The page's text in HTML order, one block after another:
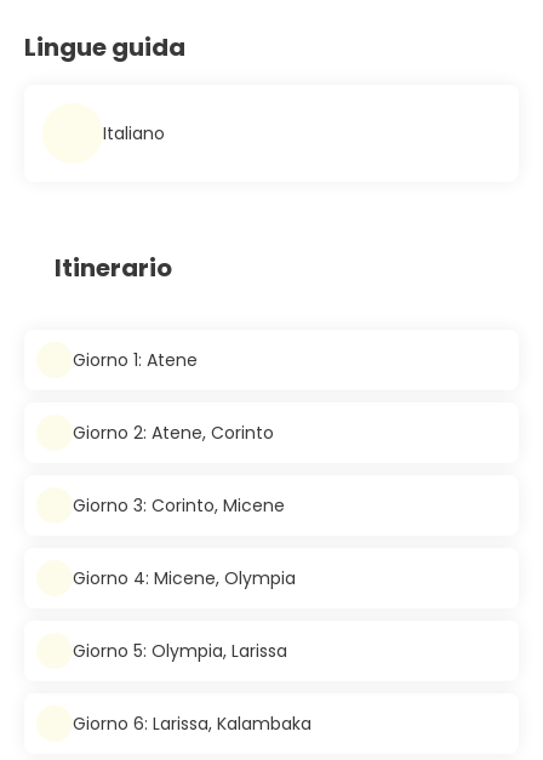
Lingue guida
Italiano
Itinerario
Giorno 1: Atene
Giorno 2: Atene, Corinto
Giorno 3: Corinto, Micene
Giorno 4: Micene, Olympia
Giorno 5: Olympia, Larissa
Giorno 6: Larissa, Kalambaka